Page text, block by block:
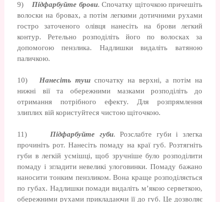
9) Підфарбуйте брови. Спочатку щіточкою причешіть
волоски на бровах, а потім легкими дотичними рухами
гостро заточеного олівця нанесіть на брови легкий
контур. Ретельно розподіліть його по волосках за
допомогою пензлика. Надлишки видаліть ватяною
паличкою.
10) Нанесіть туш спочатку на верхні, а потім на
нижні вії та обережними мазками розподіліть до
отримання потрібного ефекту. Для розпрямлення
злиплих вій користуйтеся чистою щіточкою.
11) Підфарбуйте губи. Розслабте губи і злегка
прочиніть рот. Нанесіть помаду на краї губ. Розтягніть
губи в легкій усмішці, щоб зручніше було розподілити
помаду і згладити невеликі улоговинки. Помаду бажано
наносити тонким пензликом. Вона краще розподіляється
по губах. Надлишки помади видаліть м’якою серветкою,
обережними рухами прикладаючи її до губ. Це дозволяє